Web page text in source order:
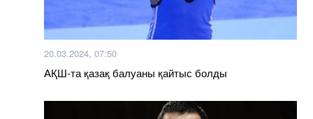
20.03.2024, 07:50
АҚШ-та қазақ балуаны қайтыс болды